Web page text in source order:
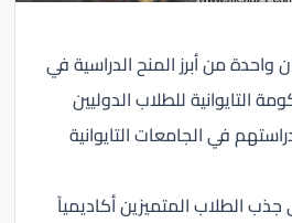
من أبرز المنح الدراسية في
التايوانية للطلاب الدوليين
في الجامعات التايوانية
الطلاب المتميزين أكاديمياً